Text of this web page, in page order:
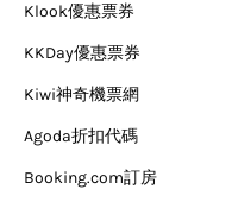
Klook優惠票券
KKDay優惠票券
Kiwi神奇機票網
Agoda折扣代碼
Booking.com訂房